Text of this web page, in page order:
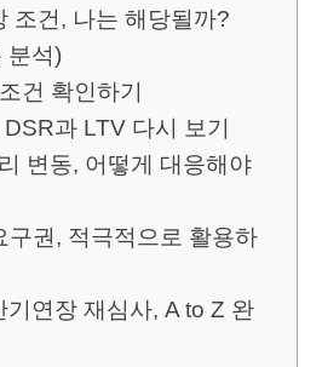
조건, 나는 해당될까?
분석)
건 확인하기
과 LTV 다시 보기
변동, 어떻게 대응해야
구권, 적극적으로 활용하
기연장 재심사, A to Z 완